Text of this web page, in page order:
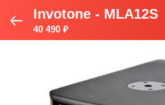
Invotone - MLA12S
40 490 ₽